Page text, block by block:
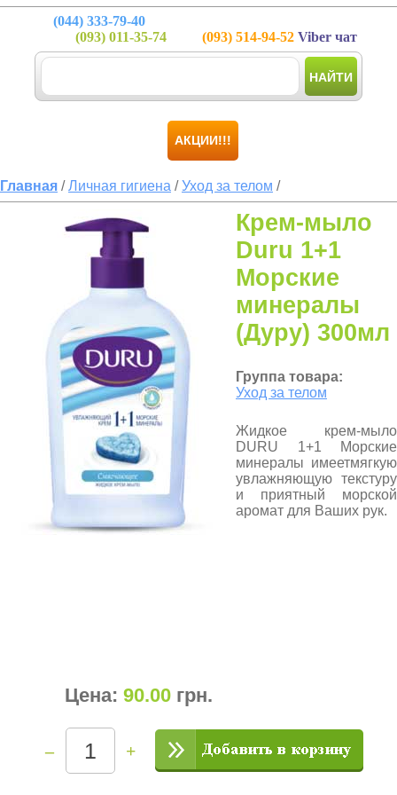
(044) 333-79-40
(093) 011-35-74 (093) 514-94-52 Viber чат
НАЙТИ
АКЦИИ!!!
Главная /Личная гигиена /Уход за телом /
Крем-мыло
Duru 1+1
Морские
минералы
(Дуру) 300мл
Группа товара:
Уход за телом
Жидкое крем-мыло
DURU 1+1 Морские
минералы имеетмягкую
увлажняющую текстуру
и приятный морской
аромат для Ваших рук.
Цена: 90.00 грн.
– +